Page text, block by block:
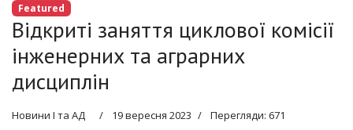
Featured
Відкриті заняття циклової комісії
інженерних та аграрних
дисциплін
Новини І та АД 19 вересня 2023 Перегляди: 671